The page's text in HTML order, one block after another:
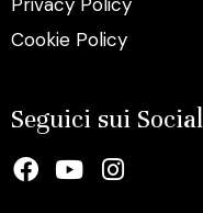
Cookie Policy
Seguici sui Social